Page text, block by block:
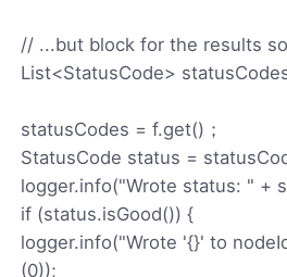
// ...but block for the results
List<StatusCode>
statusCodes = f.get()；
StatusCode status =
logger.info("Wrote status: " +
if (status.isGood()) {
logger.info("Wrote '{}' to
(0));